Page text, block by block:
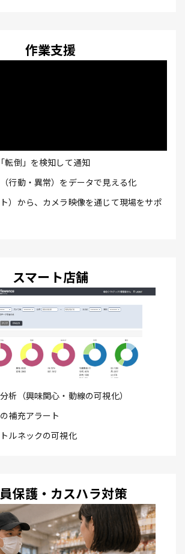
作業支援
転倒」を検知して通知
行動・異常）をデータで見える化
）から、カメラ映像を通じて現場をサポ
スマート店舗
析（興味関心・動線の可視化）
補充アラート
ルネックの可視化
保護・カスハラ対策